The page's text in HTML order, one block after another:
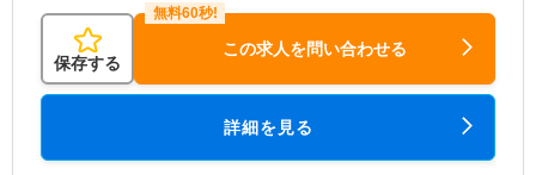
保存する
この求人を問い合わせる
詳細を見る